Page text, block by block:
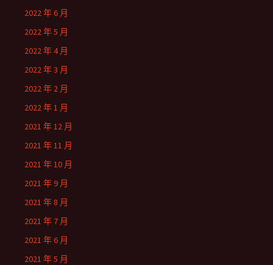
2022 年 6 月
2022 年 5 月
2022 年 4 月
2022 年 3 月
2022 年 2 月
2022 年 1 月
2021 年 12 月
2021 年 11 月
2021 年 10 月
2021 年 9 月
2021 年 8 月
2021 年 7 月
2021 年 6 月
2021 年 5 月